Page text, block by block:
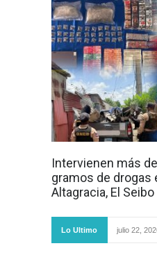
Intervienen más
gramos de drogas
Altagracia, El
Lo Ultimo julio 22,